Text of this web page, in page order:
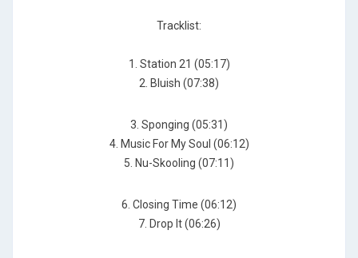
Tracklist:
1. Station 21 (05:17)
2. Bluish (07:38)
3. Sponging (05:31)
4. Music For My Soul (06:12)
5. Nu-Skooling (07:11)
6. Closing Time (06:12)
7. Drop It (06:26)